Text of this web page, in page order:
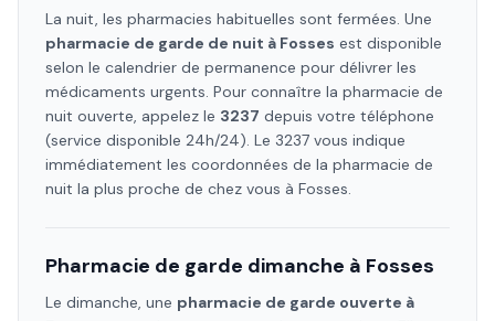
La nuit, les pharmacies habituelles sont fermées. Une
pharmacie de garde de nuit à Fosses est disponible
selon le calendrier de permanence pour délivrer les
médicaments urgents. Pour connaître la pharmacie de
nuit ouverte, appelez le 3237 depuis votre téléphone
(service disponible 24h/24). Le 3237 vous indique
immédiatement les coordonnées de la pharmacie de
nuit la plus proche de chez vous à Fosses.
Pharmacie de garde dimanche à Fosses
Le dimanche, une pharmacie de garde ouverte à